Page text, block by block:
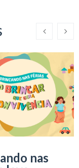
nas